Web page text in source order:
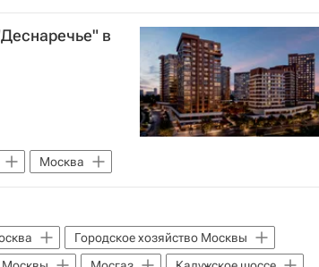
в
Москва
Городское хозяйство Москвы